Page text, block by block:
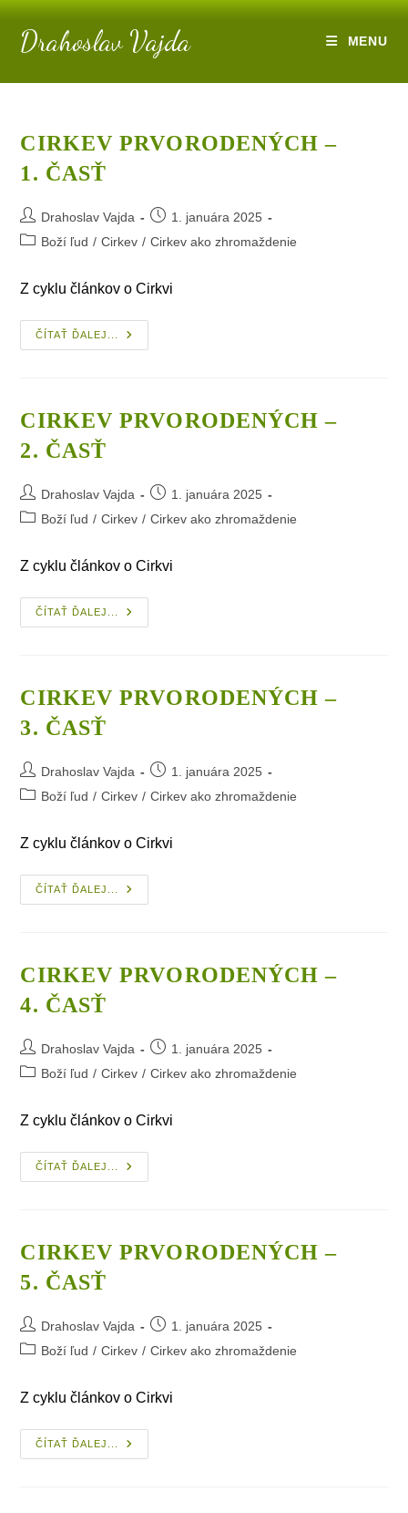
contentDrahoslav Vajda MENU
CIRKEV PRVORODENÝCH –
1. ČASŤ
Post
author:
Drahoslav Vajda
Post
published:
1. januára 2025
PostBoží ľud / Cirkev / Cirkev ako zhromaždenie
Z cyklu článkov o Cirkvi
ČÍTAŤ ĎALEJ...
Cirkev
Prvorodených
CIRKEV PRVORODENÝCH –
2. ČASŤ
Post
author:
Drahoslav Vajda
Post
published:
1. januára 2025
PostBoží ľud / Cirkev / Cirkev ako zhromaždenie
Z cyklu článkov o Cirkvi
ČÍTAŤ ĎALEJ...
Cirkev
Prvorodených
CIRKEV PRVORODENÝCH –
3. ČASŤ
Post
author:
Drahoslav Vajda
Post
published:
1. januára 2025
PostBoží ľud / Cirkev / Cirkev ako zhromaždenie
Z cyklu článkov o Cirkvi
ČÍTAŤ ĎALEJ...
Cirkev
Prvorodených
CIRKEV PRVORODENÝCH –
4. ČASŤ
Post
author:
Drahoslav Vajda
Post
published:
1. januára 2025
PostBoží ľud / Cirkev / Cirkev ako zhromaždenie
Z cyklu článkov o Cirkvi
ČÍTAŤ ĎALEJ...
Cirkev
Prvorodených
CIRKEV PRVORODENÝCH –
5. ČASŤ
Post
author:
Drahoslav Vajda
Post
published:
1. januára 2025
PostBoží ľud / Cirkev / Cirkev ako zhromaždenie
Z cyklu článkov o Cirkvi
ČÍTAŤ ĎALEJ...
Cirkev
Prvorodených